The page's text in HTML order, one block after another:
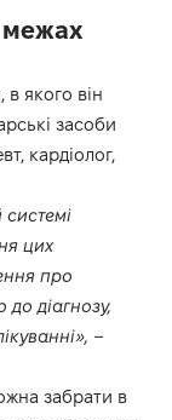
межах
в якого він
засоби
кардіолог,
цих
про
діагнозу,
–
забрати в